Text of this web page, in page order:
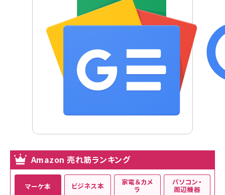
Amazon 売れ筋ランキング
マーケ本 ビジネス本 家電＆カメ
ラ
パソコン・
周辺機器